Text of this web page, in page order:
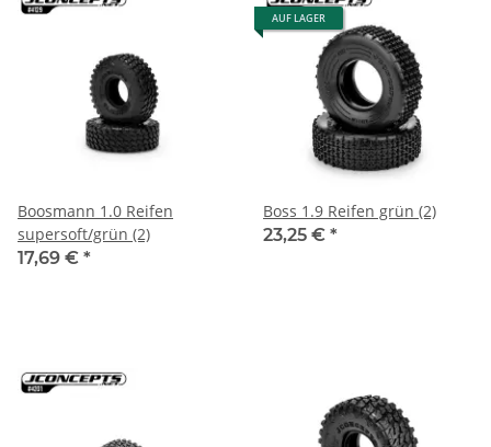
Boosmann 1.0 Reifen
supersoft/grün (2)
17,69 € *
AUF LAGER
Boss 1.9 Reifen grün (2)
23,25 € *